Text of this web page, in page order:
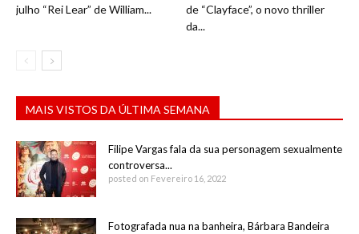
julho “Rei Lear” de William...
de “Clayface”, o novo thriller
da...
MAIS VISTOS DA ÚLTIMA SEMANA
Filipe Vargas fala da sua personagem sexualmente
controversa...
posted on Fevereiro 16, 2022
Fotografada nua na banheira, Bárbara Bandeira